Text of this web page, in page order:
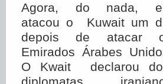
Agora, do nada,
atacou o Kuwait um
depois de atacar
Emirados Árabes
O Kwait declarou